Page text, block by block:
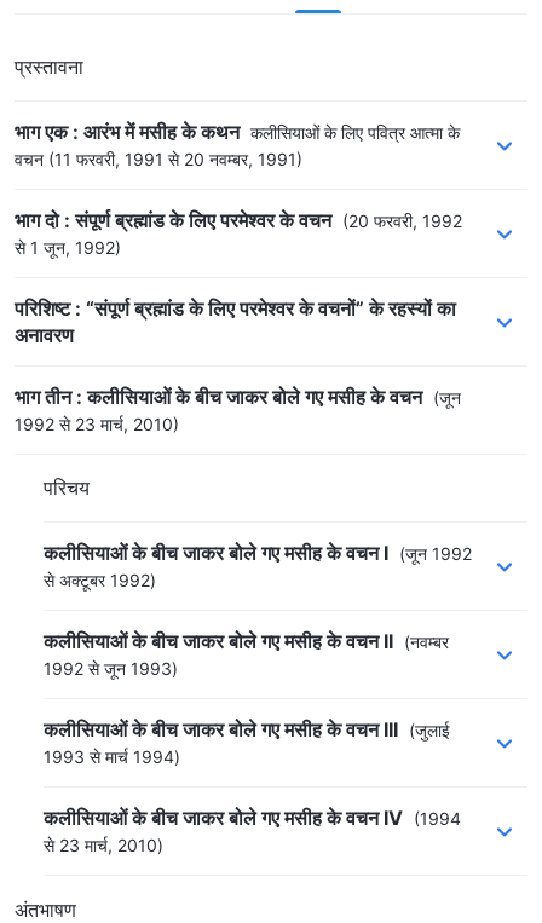
प्रस्तावना
भाग एक : आरंभ में मसीह के कथन कलीसियाओं के लिए पवित्र आत्मा के
वचन (11 फरवरी, 1991 से 20 नवम्बर, 1991)
भाग दो : संपूर्ण ब्रह्मांड के लिए परमेश्वर के वचन (20 फरवरी, 1992
से 1 जून, 1992)
परिशिष्ट : “संपूर्ण ब्रह्मांड के लिए परमेश्वर के वचनों” के रहस्यों का
अनावरण
भाग तीन : कलीसियाओं के बीच जाकर बोले गए मसीह के वचन (जून
1992 से 23 मार्च, 2010)
परिचय
कलीसियाओं के बीच जाकर बोले गए मसीह के वचन I (जून 1992
से अक्टूबर 1992)
कलीसियाओं के बीच जाकर बोले गए मसीह के वचन II (नवम्बर
1992 से जून 1993)
कलीसियाओं के बीच जाकर बोले गए मसीह के वचन III (जुलाई
1993 से मार्च 1994)
कलीसियाओं के बीच जाकर बोले गए मसीह के वचन IV (1994
से 23 मार्च, 2010)
अंतभाषण